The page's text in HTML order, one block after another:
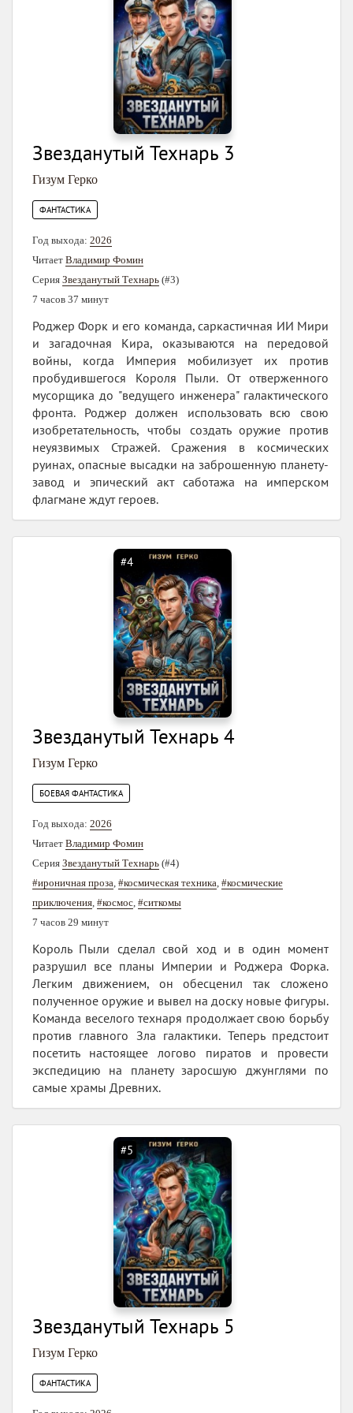
Звезданутый Технарь 3
Гизум Герко
ФАНТАСТИКА
Год выхода: 2026
Читает Владимир Фомин
Серия Звезданутый Технарь (#3)
7 часов 37 минут
Роджер Форк и его команда, саркастичная ИИ Мири
и загадочная Кира, оказываются на передовой
войны, когда Империя мобилизует их против
пробудившегося Короля Пыли. От отверженного
мусорщика до "ведущего инженера" галактического
фронта. Роджер должен использовать всю свою
изобретательность, чтобы создать оружие против
неуязвимых Стражей. Сражения в космических
руинах, опасные высадки на заброшенную планету-
завод и эпический акт саботажа на имперском
флагмане ждут героев.
#4
Звезданутый Технарь 4
Гизум Герко
БОЕВАЯ ФАНТАСТИКА
Год выхода: 2026
Читает Владимир Фомин
Серия Звезданутый Технарь (#4)
#ироничная проза, #космическая техника, #космические
приключения, #космос, #ситкомы
7 часов 29 минут
Король Пыли сделал свой ход и в один момент
разрушил все планы Империи и Роджера Форка.
Легким движением, он обесценил так сложено
полученное оружие и вывел на доску новые фигуры.
Команда веселого технаря продолжает свою борьбу
против главного Зла галактики. Теперь предстоит
посетить настоящее логово пиратов и провести
экспедицию на планету заросшую джунглями по
самые храмы Древних.
#5
Звезданутый Технарь 5
Гизум Герко
ФАНТАСТИКА